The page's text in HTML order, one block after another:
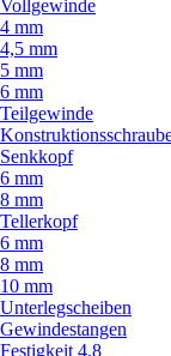
Vollgewinde
4 mm
4,5 mm
5 mm
6 mm
Teilgewinde
Senkkopf
6 mm
8 mm
Tellerkopf
6 mm
8 mm
10 mm
Unterlegscheiben
Gewindestangen
Festigkeit 4.8